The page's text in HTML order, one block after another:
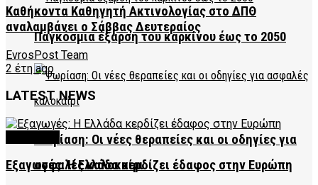
Παγκόσμια έξαρση του καρκίνου έως το 2050
Ψωρίαση: Οι νέες θεραπείες και οι οδηγίες για
ασφαλές καλοκαίρι
Καθήκοντα Καθηγητή Ακτινολογίας στο ΔΠΘ
αναλαμβάνει ο Σάββας Δευτεραίος
EvrosPost Team
2 έτη ago
LATEST NEWS
Εξαγωγές: Η Ελλάδα κερδίζει έδαφος στην Ευρώπη